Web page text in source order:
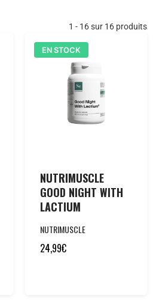
1 - 16 sur 16 produits
EN STOCK
NUTRIMUSCLE
GOOD NIGHT WITH
LACTIUM
NUTRIMUSCLE
24,99€